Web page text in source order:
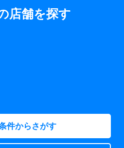
店舗を探す
件からさがす